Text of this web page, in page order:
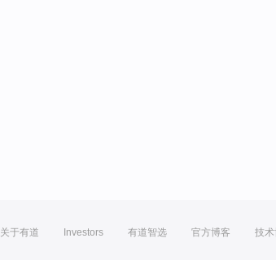
关于有道 Investors 有道智选 官方博客 技术